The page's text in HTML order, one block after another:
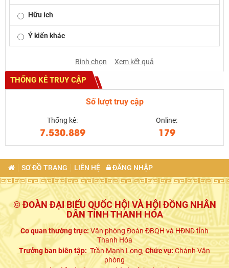
Hữu ích
Ý kiến khác
Bình chọn Xem kết quả
THỐNG KÊ TRUY CẬP
Số lượt truy cập
Thống kê:
7.530.889
Online:
179
SƠ ĐỒ TRANG LIÊN HỆ ĐĂNG NHẬP
© ĐOÀN ĐẠI BIỂU QUỐC HỘI VÀ HỘI ĐỒNG NHÂN
DÂN TỈNH THANH HÓA
Cơ quan thường trực:Văn phòng Đoàn ĐBQH và HĐND tỉnh
Thanh Hóa
Trưởng ban biên tập: Trần Mạnh Long,Chức vụ:Chánh Văn
phòng